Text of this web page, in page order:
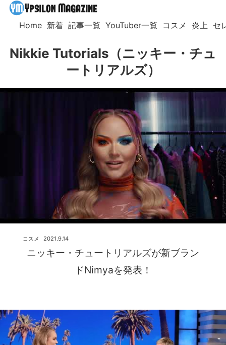
Home 新着 記事一覧 YouTuber一覧 コスメ 炎上 セ
Nikkie Tutorials（ニッキー・チュ
ートリアルズ）
ニッキー・チュートリアルズが新ブラン
ドNimyaを発表！
2021.9.14
コスメ